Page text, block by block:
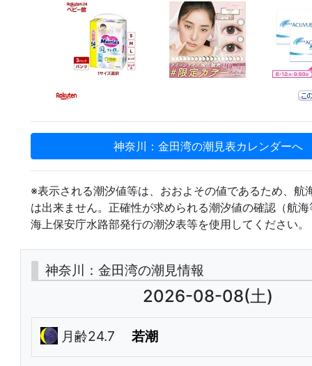
神奈川：金田湾の潮見表カレンダーへ
※表示される潮汐値等は、おおよその値であるため、航
は出来ません。正確性が求められる潮汐値の確認（航
海上保安庁水路部発行の潮汐表等を使用してください。
神奈川：金田湾の潮見情報
2026-08-08(土)
月齢24.7 若潮